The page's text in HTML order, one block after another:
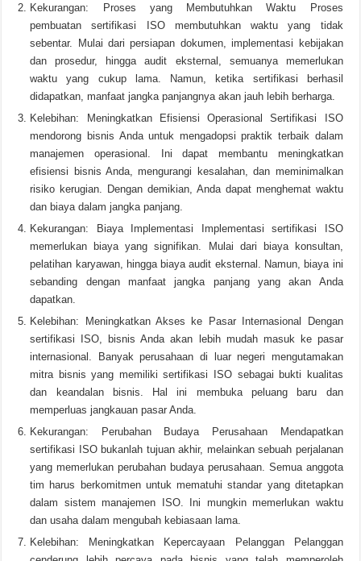
Kekurangan: Proses yang Membutuhkan Waktu Proses
pembuatan sertifikasi ISO membutuhkan waktu yang tidak
sebentar. Mulai dari persiapan dokumen, implementasi kebijakan
dan prosedur, hingga audit eksternal, semuanya memerlukan
waktu yang cukup lama. Namun, ketika sertifikasi berhasil
didapatkan, manfaat jangka panjangnya akan jauh lebih berharga.
Kelebihan: Meningkatkan Efisiensi Operasional Sertifikasi ISO
mendorong bisnis Anda untuk mengadopsi praktik terbaik dalam
manajemen operasional. Ini dapat membantu meningkatkan
efisiensi bisnis Anda, mengurangi kesalahan, dan meminimalkan
risiko kerugian. Dengan demikian, Anda dapat menghemat waktu
dan biaya dalam jangka panjang.
Kekurangan: Biaya Implementasi Implementasi sertifikasi ISO
memerlukan biaya yang signifikan. Mulai dari biaya konsultan,
pelatihan karyawan, hingga biaya audit eksternal. Namun, biaya ini
sebanding dengan manfaat jangka panjang yang akan Anda
dapatkan.
Kelebihan: Meningkatkan Akses ke Pasar Internasional Dengan
sertifikasi ISO, bisnis Anda akan lebih mudah masuk ke pasar
internasional. Banyak perusahaan di luar negeri mengutamakan
mitra bisnis yang memiliki sertifikasi ISO sebagai bukti kualitas
dan keandalan bisnis. Hal ini membuka peluang baru dan
memperluas jangkauan pasar Anda.
Kekurangan: Perubahan Budaya Perusahaan Mendapatkan
sertifikasi ISO bukanlah tujuan akhir, melainkan sebuah perjalanan
yang memerlukan perubahan budaya perusahaan. Semua anggota
tim harus berkomitmen untuk mematuhi standar yang ditetapkan
dalam sistem manajemen ISO. Ini mungkin memerlukan waktu
dan usaha dalam mengubah kebiasaan lama.
Kelebihan: Meningkatkan Kepercayaan Pelanggan Pelanggan